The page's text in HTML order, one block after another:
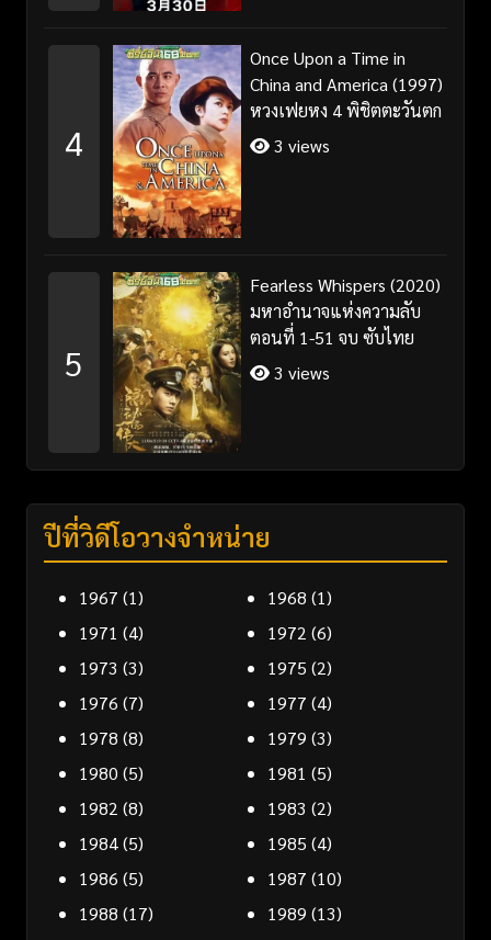
4
Once Upon a Time in
China and America (1997)
หวงเฟยหง 4 พิชิตตะวันตก
3 views
5
Fearless Whispers (2020)
มหาอำนาจแห่งความลับ
ตอนที่ 1-51 จบ ซับไทย
3 views
ปีที่วิดีโอวางจำหน่าย
1967 (1) 1968 (1)
1971 (4) 1972 (6)
1973 (3) 1975 (2)
1976 (7) 1977 (4)
1978 (8) 1979 (3)
1980 (5) 1981 (5)
1982 (8) 1983 (2)
1984(5) 1985 (4)
1986 (5) 1987 (10)
1988 (17) 1989 (13)